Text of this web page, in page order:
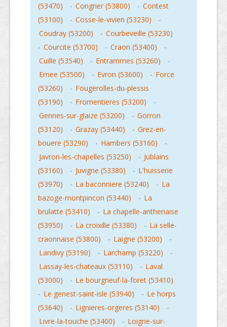
(53470) - Congrier (53800) - Contest
(53100)
- Cosse-le-vivien (53230)
-
Coudray (53200)
- Courbeveille (53230)
- Courcite (53700) - Craon (53400)
-
Cuille (53540)
- Entrammes (53260)
-
Ernee (53500)
- Evron (53600) - Force
(53260)
- Fougerolles-du-plessis
(53190)
- Fromentieres (53200)
-
Gennes-sur-glaize (53200)
- Gorron
(53120)
- Grazay (53440) - Grez-en-
bouere (53290)
- Hambers (53160)
-
Javron-les-chapelles (53250)
- Jublains
(53160)
- Juvigne (53380) - L'huisserie
(53970)
- La baconniere (53240) - La
bazoge-montpincon (53440)
- La
brulatte (53410)
- La chapelle-anthenaise
(53950)
- La croixille (53380) - La selle-
craonnaise (53800)
- Laigne (53200)
-
Landivy (53190)
- Larchamp (53220)
-
Lassay-les-chateaux (53110)
- Laval
(53000)
- Le bourgneuf-la-foret (53410)
- Le genest-saint-isle (53940) - Le horps
(53640)
- Lignieres-orgeres (53140)
-
Livre-la-touche (53400)
- Loigne-sur-